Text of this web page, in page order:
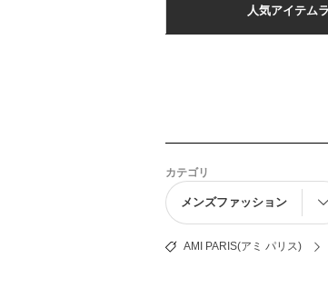
人気アイテム
カテゴリ
メンズファッション
AMI PARIS(アミ パリス)